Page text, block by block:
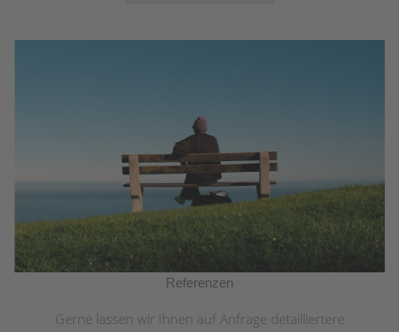
Referenzen
Gerne lassen wir Ihnen auf Anfrage detailliertere